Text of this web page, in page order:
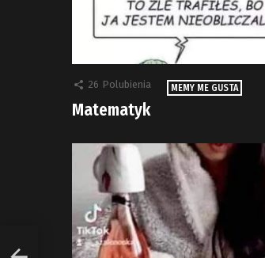
26 Polubienia MEMY ME GUSTA
Matematyk